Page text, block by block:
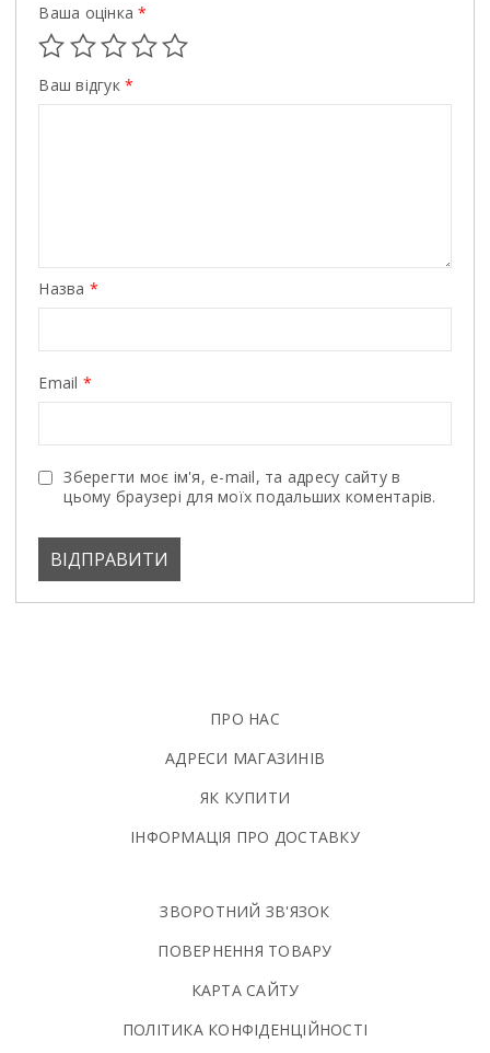
Ваша оцінка*
Ваш відгук*
Назва *
Email *
Зберегти моє ім'я, e-mail, та адресу сайту в
цьому браузері для моїх подальших коментарів.
ПРО НАС
АДРЕСИ МАГАЗИНІВ
ЯК КУПИТИ
ІНФОРМАЦІЯ ПРО ДОСТАВКУ
ЗВОРОТНИЙ ЗВ'ЯЗОК
ПОВЕРНЕННЯ ТОВАРУ
КАРТА САЙТУ
ПОЛIТИКА КОНФIДЕНЦIЙНОСТI